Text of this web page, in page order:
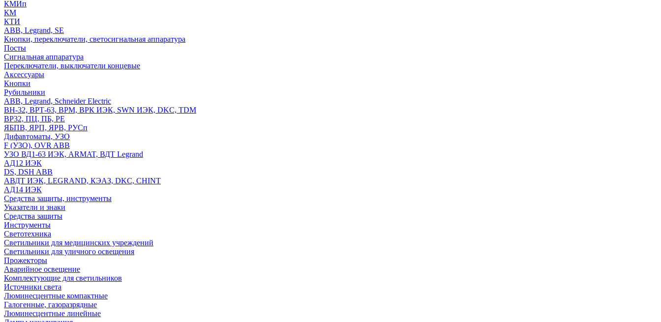
КМИп
КМ
КТИ
ABB, Legrand, SE
Кнопки, переключатели, светосигнальная аппаратура
Посты
Cигнальная аппаратура
Переключатели, выключатели концевые
Аксессуары
Кнопки
Рубильники
ABB, Legrand, Schneider Electric
ВН-32, ВРТ-63, ВРМ, ВРК ИЭК, SWN ИЭК, DKC, TDM
ВР32, ПЦ, ПБ, РЕ
ЯБПВ, ЯРП, ЯРВ, РУСп
Дифавтоматы, УЗО
F (УЗО), OVR ABB
УЗО ВД1-63 ИЭК, ARMAT, ВДТ Legrand
АД12 ИЭК
DS, DSH ABB
АВДТ ИЭК, LEGRAND, КЭАЗ, DKC, CHINT
АД14 ИЭК
Средства защиты, инструменты
Указатели и знаки
Средства защиты
Инструменты
Светотехника
Светильники для медицинских учреждений
Светильники для уличного освещения
Прожекторы
Аварийное освещение
Комплектующие для светильников
Источники света
Люминесцентные компактные
Галогенные, газоразрядные
Люминесцентные линейные